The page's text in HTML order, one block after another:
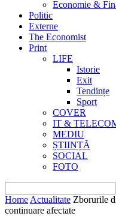
Economie &
Politic
Externe
The Economist
Print
LIFE
Istorie
Exit
Tendințe
Sport
COVER
IT &
MEDIU
ȘTIINȚĂ
SOCIAL
FOTO
Home Actualitate Zborurile
continuare afectate